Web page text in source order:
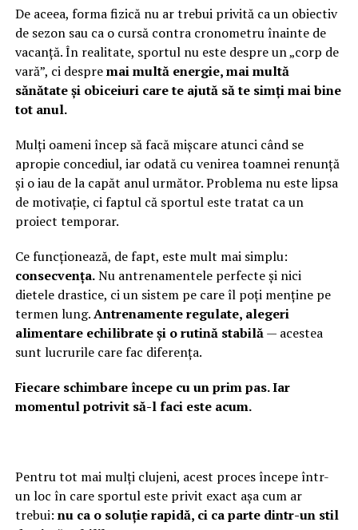
De aceea, forma fizică nu ar trebui privită ca un obiectiv
de sezon sau ca o cursă contra cronometru înainte de
vacanță. În realitate, sportul nu este despre un „corp de
vară”, ci despremai multă energie, mai multă
sănătate și obiceiuri care te ajută să te simți mai bine
tot anul.
Mulți oameni încep să facă mișcare atunci când se
apropie concediul, iar odată cu venirea toamnei renunță
și o iau de la capăt anul următor. Problema nu este lipsa
de motivație, ci faptul că sportul este tratat ca un
proiect temporar.
Ce funcționează, de fapt, este mult mai simplu:
consecvența.Nu antrenamentele perfecte și nici
dietele drastice, ci un sistem pe care îl poți menține pe
termen lung.Antrenamente regulate, alegeri
alimentare echilibrate și o rutină stabilă— acestea
sunt lucrurile care fac diferența.
Fiecare schimbare începe cu un prim pas. Iar
momentul potrivit să-l faci este acum.
Pentru tot mai mulți clujeni, acest proces începe într-
un loc în care sportul este privit exact așa cum ar
trebui: nu ca o soluție rapidă, ci ca parte dintr-un stil